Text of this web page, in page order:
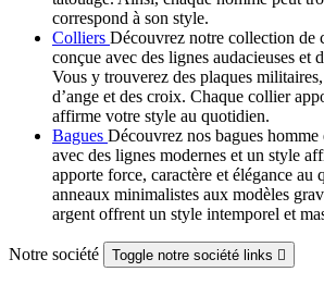
correspond à son style.
Colliers Découvrez notre collection de
conçue avec des lignes audacieuses et
Vous y trouverez des plaques
d’ange et des croix. Chaque collier
affirme votre style au quotidien.
Bagues Découvrez nos bagues homme
avec des lignes modernes et un style
apporte force, caractère et élégance au
anneaux minimalistes aux modèles
argent offrent un style intemporel et
Notre société Toggle notre société links 